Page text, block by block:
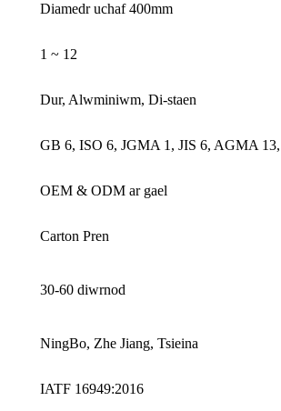
Diamedr uchaf 400mm
1 ~ 12
Dur, Alwminiwm, Di-staen
GB 6, ISO 6, JGMA 1, JIS 6, AGMA
OEM & ODM ar gael
Carton Pren
30-60 diwrnod
NingBo, Zhe Jiang, Tsieina
IATF 16949:2016